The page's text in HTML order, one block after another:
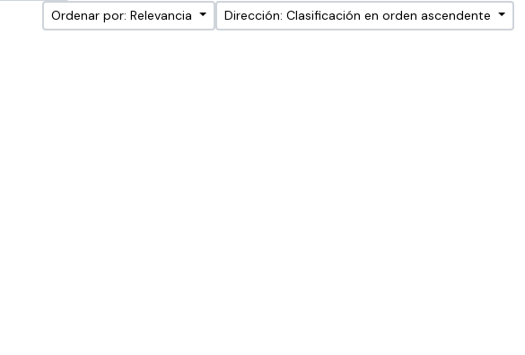
Ordenar por: Relevancia
Dirección: Clasificación en orden ascendente